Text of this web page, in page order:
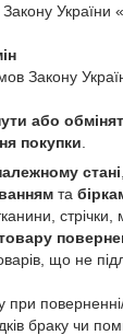
України
Закону
або
покупки
стані
та
що не
при
браку чи